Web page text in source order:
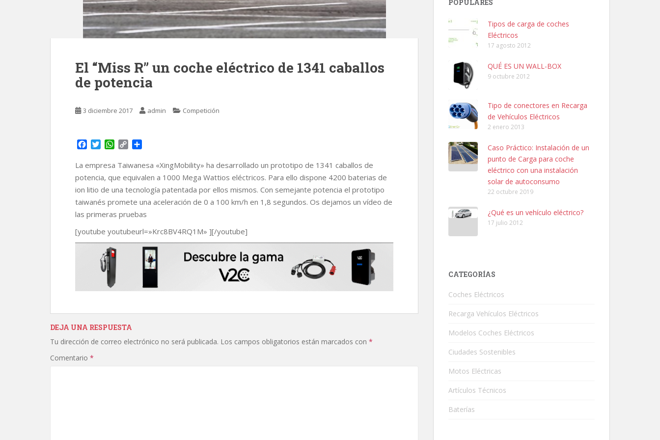
El “Miss R” un coche eléctrico de 1341 caballos
de potencia
3 diciembre 2017 admin Competición
c
e
b
o
o
k
i
t
t
e
r
W
a
t
s
A
p
p
p
y
L
i
n
k
m
p
a
r
t
i
La empresa Taiwanesa «XingMobility» ha desarrollado un prototipo de 1341 caballos de
potencia, que equivalen a 1000 Mega Wattios eléctricos. Para ello dispone 4200 baterias de
ion litio de una tecnología patentada por ellos mismos. Con semejante potencia el prototipo
taiwanés promete una aceleración de 0 a 100 km/h en 1,8 segundos. Os dejamos un vídeo de
las primeras pruebas
[youtube youtubeurl=»Krc8BV4RQ1M» ][/youtube]
DEJA UNA RESPUESTA
Tu dirección de correo electrónico no será publicada. Los campos obligatorios están marcados con *
Comentario *
POPULARES
Tipos de carga de coches
Eléctricos
17 agosto 2012
QUÉ ES UN WALL-BOX
9 octubre 2012
Tipo de conectores en Recarga
de Vehículos Eléctricos
2 enero 2013
Caso Práctico: Instalación de un
punto de Carga para coche
eléctrico con una instalación
solar de autoconsumo
22 octubre 2019
¿Qué es un vehículo eléctrico?
17 julio 2012
CATEGORÍAS
Coches Eléctricos
Recarga Vehículos Eléctricos
Modelos Coches Eléctricos
Ciudades Sostenibles
Motos Eléctricas
Artículos Técnicos
Baterías